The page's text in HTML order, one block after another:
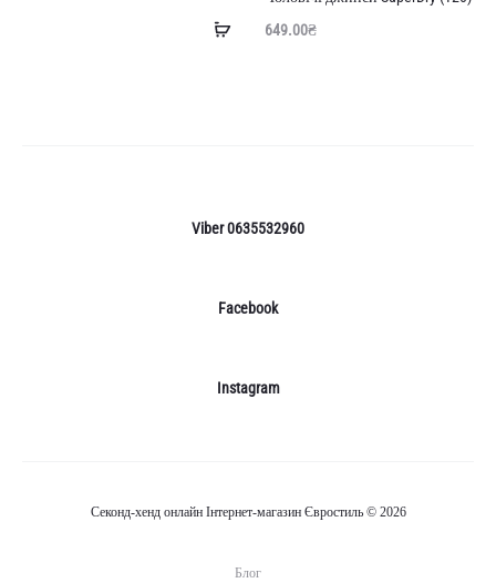
Додати649.00₴
Viber 0635532960
Facebook
Instagram
Секонд-хенд онлайн Інтернет-магазин Євростиль © 2026
Блог